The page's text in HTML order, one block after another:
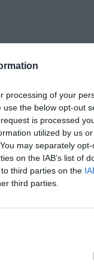
processing of your
the below opt-out
is processed
utilized by us
may separately
on the IAB’s list of
third parties on the
third parties.